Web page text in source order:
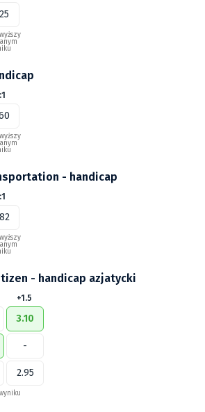
- handicap
- handicap azjatycki
+1.5
3.10
-
2.95